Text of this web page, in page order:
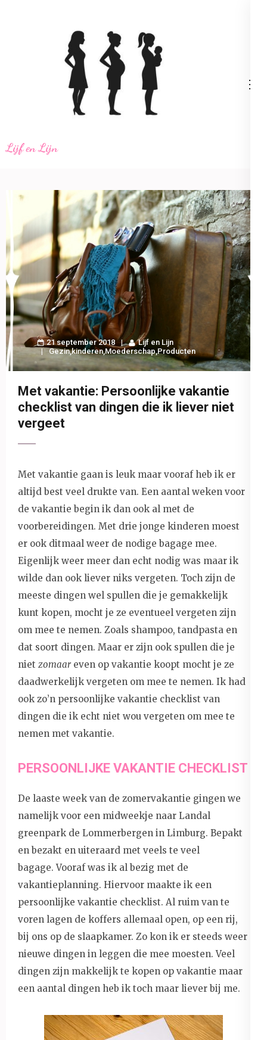
Lijf en Lijn
21 september 2018
Lijf en Lijn
Gezin,kinderen,Moederschap,Producten
Met vakantie: Persoonlijke vakantie
checklist van dingen die ik liever niet
vergeet
Met vakantie gaan is leuk maar vooraf heb ik er
altijd best veel drukte van. Een aantal weken voor
de vakantie begin ik dan ook al met de
voorbereidingen. Met drie jonge kinderen moest
er ook ditmaal weer de nodige bagage mee.
Eigenlijk weer meer dan echt nodig was maar ik
wilde dan ook liever niks vergeten. Toch zijn de
meeste dingen wel spullen die je gemakkelijk
kunt kopen, mocht je ze eventueel vergeten zijn
om mee te nemen. Zoals shampoo, tandpasta en
dat soort dingen. Maar er zijn ook spullen die je
niet zomaareven op vakantie koopt mocht je ze
daadwerkelijk vergeten om mee te nemen. Ik had
ook zo’n persoonlijke vakantie checklist van
dingen die ik echt niet wou vergeten om mee te
nemen met vakantie.
PERSOONLIJKE VAKANTIE CHECKLIST
De laaste week van de zomervakantie gingen we
namelijk voor een midweekje naar Landal
greenpark de Lommerbergen in Limburg. Bepakt
en bezakt en uiteraard met veels te veel
bagage. Vooraf was ik al bezig met de
vakantieplanning. Hiervoor maakte ik een
persoonlijke vakantie checklist. Al ruim van te
voren lagen de koffers allemaal open, op een rij,
bij ons op de slaapkamer. Zo kon ik er steeds weer
nieuwe dingen in leggen die mee moesten. Veel
dingen zijn makkelijk te kopen op vakantie maar
een aantal dingen heb ik toch maar liever bij me.